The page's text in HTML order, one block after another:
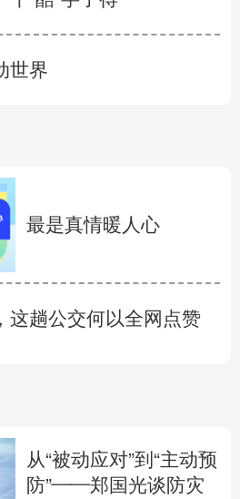
世界
最是真情暖人心
这趟公交何以全网点赞
从“被动应对”到“主动预
防”——郑国光谈防灾